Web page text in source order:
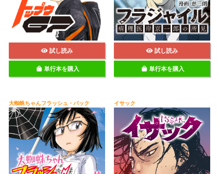
試し読み
単行本を購入
試し読み
単行本を購入
大蜘蛛ちゃんフラッシュ・バック イサック